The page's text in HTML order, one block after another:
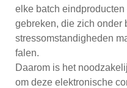
elke batch
gebreken, die zich onder
stressomstandigheden
falen.
Daarom is het
om deze elektronische